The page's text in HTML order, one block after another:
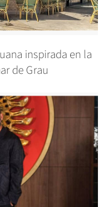
inspirada en la
de Grau